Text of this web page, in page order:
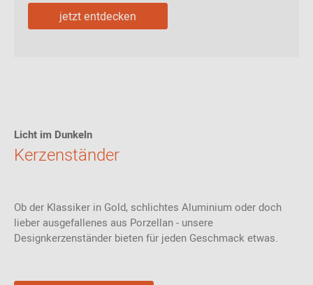
jetzt entdecken
Licht im Dunkeln
Kerzenständer
Ob der Klassiker in Gold, schlichtes Aluminium oder doch
lieber ausgefallenes aus Porzellan - unsere
Designkerzenständer bieten für jeden Geschmack etwas.